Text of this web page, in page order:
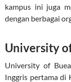
kampus ini juga
dengan berbagai
University
University of
Inggris pertama di